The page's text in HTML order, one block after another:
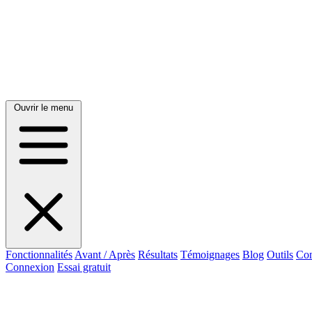
Ouvrir le menu
Fonctionnalités Avant / Après Résultats Témoignages Blog Outils
Connexion Essai gratuit